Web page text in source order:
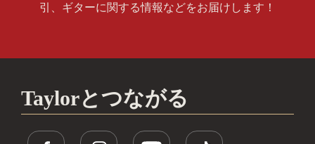
引、ギターに関する情報などをお届けします！
Taylorとつながる